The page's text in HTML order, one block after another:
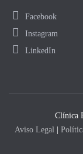
Facebook
Instagram
LinkedIn
Clínica
Aviso Legal|